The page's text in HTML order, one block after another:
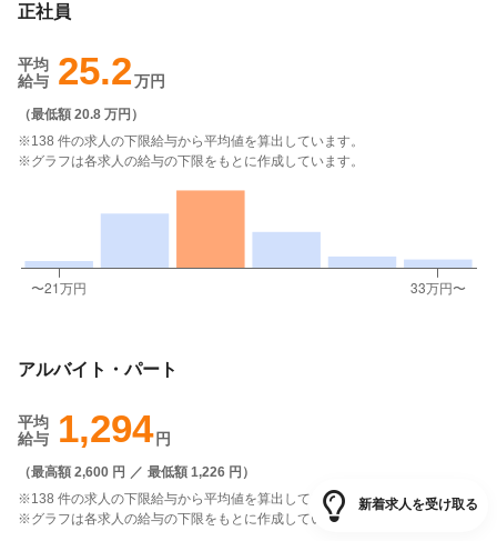
正社員
平均
給与 25.2万円
（最低額 20.8 万円 ）
※138 件の求人の下限給与から平均値を算出しています。
※グラフは各求人の給与の下限をもとに作成しています。
アルバイト・パート
平均
給与
1,294 円
（最高額 2,600 円 ／ 最低額 1,226 円 ）
※138 件の求人の下限給与から平均値を算出しています。
※グラフは各求人の給与の下限をもとに作成しています。
新着求人を受け取る